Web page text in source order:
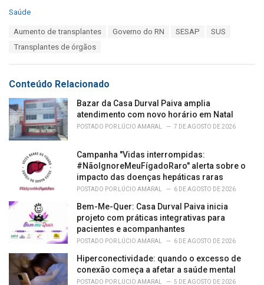
C
i
e
s
:
Saúde
Aumento de transplantes Governo do RN SESAP
SUS
Transplantes de órgãos
Conteúdo Relacionado
Bazar da Casa Durval Paiva amplia
atendimento com novo horário em Natal
POSTADO POR LÚCIO AMARAL 7 DE AGOSTO DE 2026
Campanha "Vidas interrompidas:
#NãoIgnoreMeuFígadoRaro" alerta sobre o
impacto das doenças hepáticas raras
POSTADO POR LÚCIO AMARAL 6 DE AGOSTO DE 2026
Bem-Me-Quer: Casa Durval Paiva inicia
projeto com práticas integrativas para
pacientes e acompanhantes
POSTADO POR LÚCIO AMARAL 6 DE AGOSTO DE 2026
Hiperconectividade: quando o excesso de
conexão começa a afetar a saúde mental
POSTADO POR LÚCIO AMARAL 5 DE AGOSTO DE 2026